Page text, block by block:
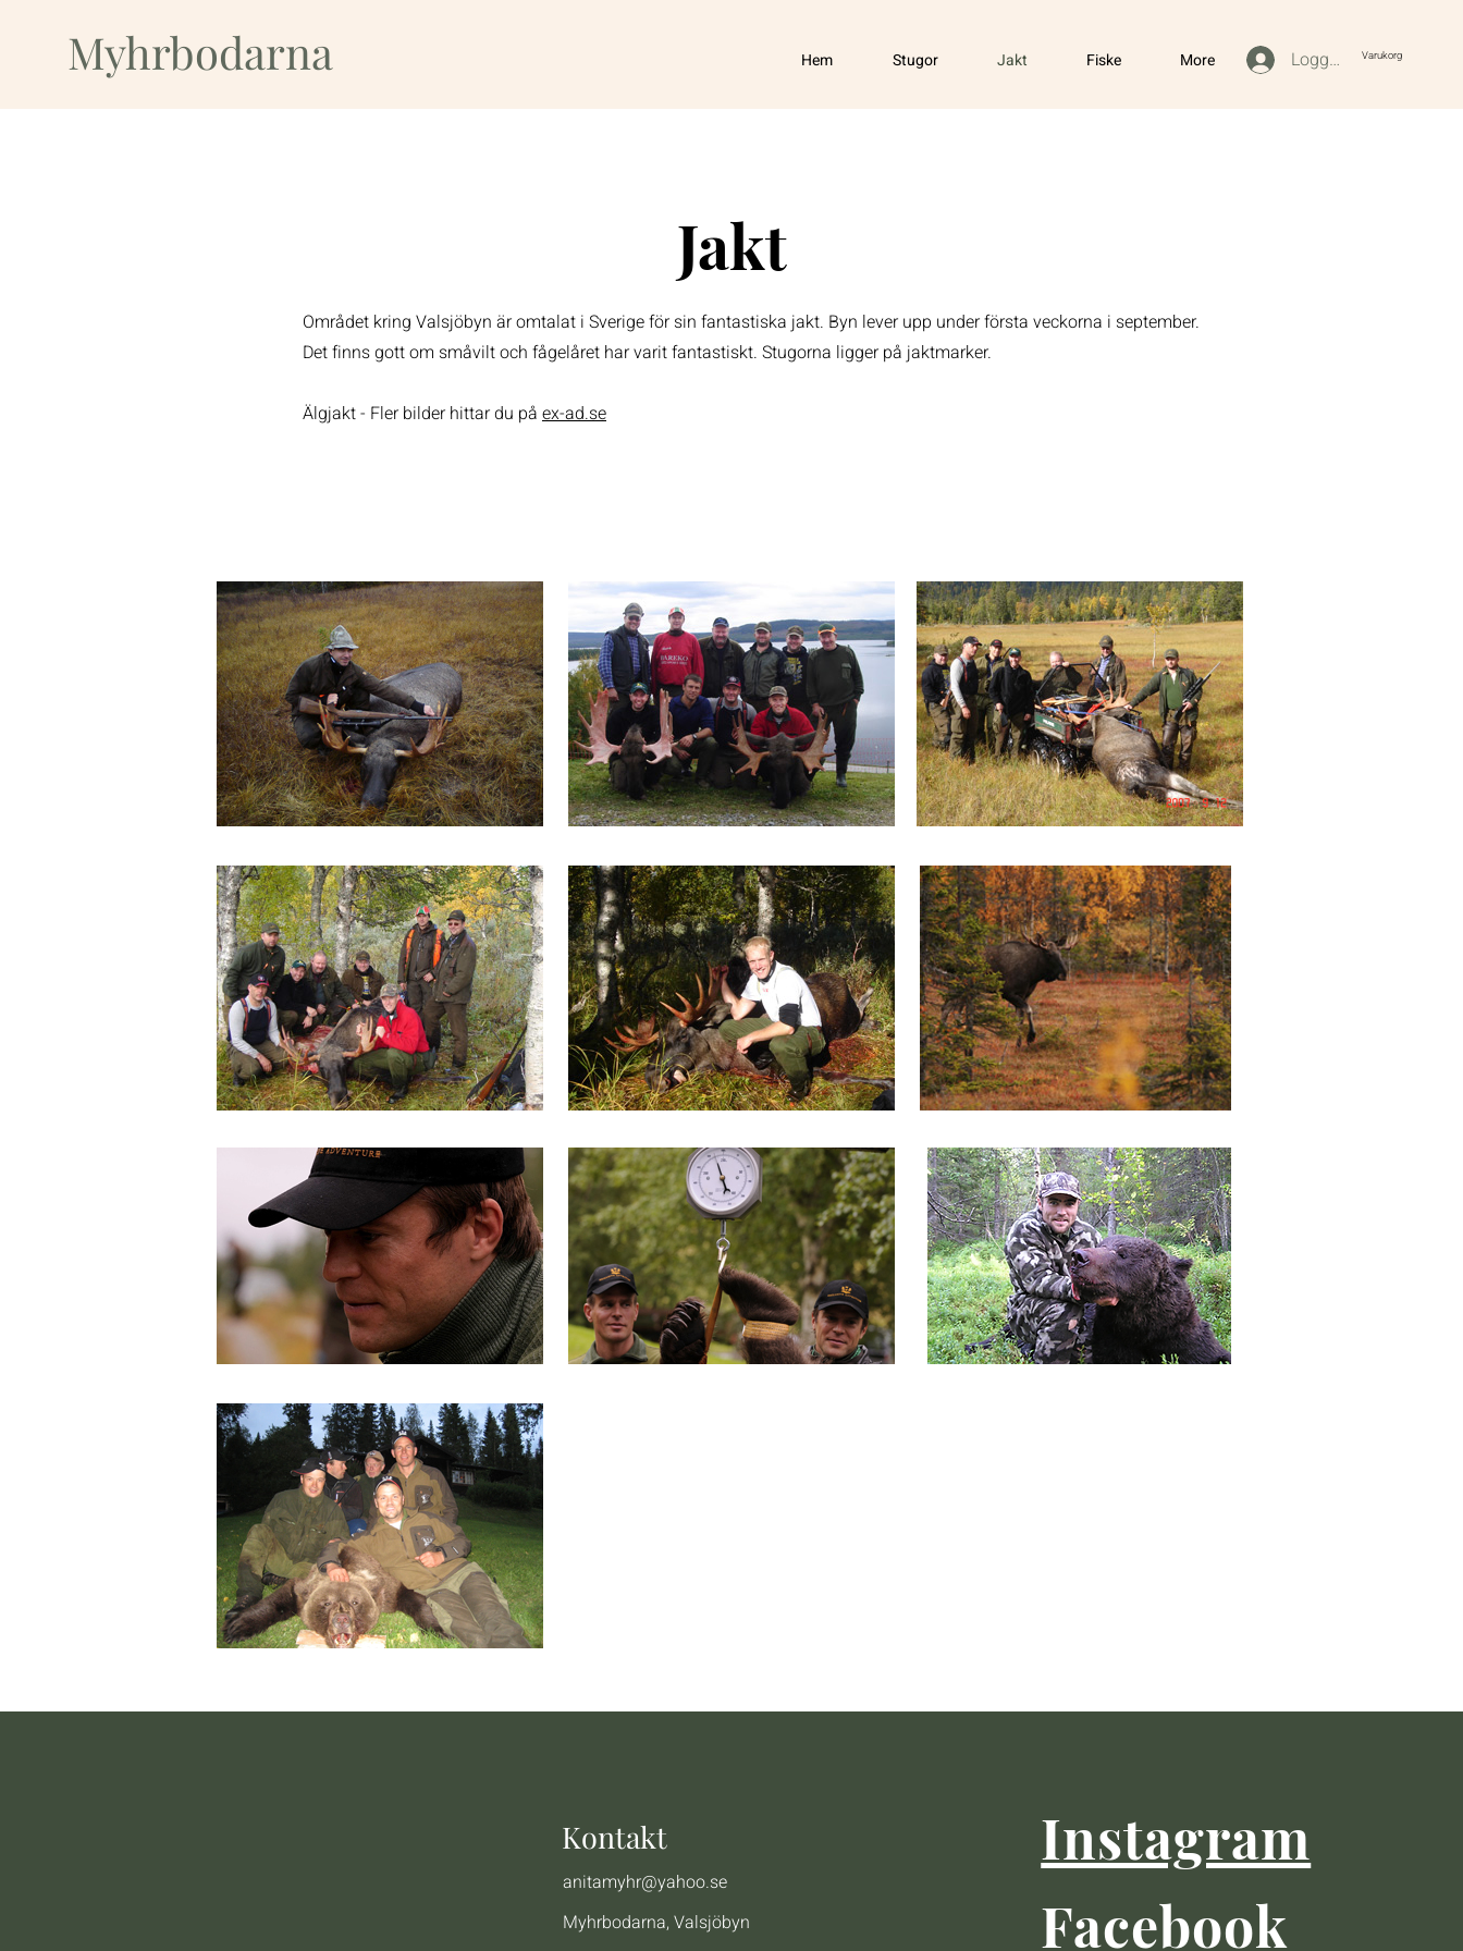
Myhrbodarna Hem Stugor Jakt Fiske More Logga in Varukorg
Jakt
Området kring Valsjöbyn är omtalat i Sverige för sin fantastiska jakt. Byn lever upp under första veckorna i september.
Det finns gott om småvilt och fågelåret har varit fantastiskt. Stugorna ligger på jaktmarker.
Älgjakt - Fler bilder hittar du på ex-ad.se
Kontakt
anitamyhr@yahoo.se
Myhrbodarna, Valsjöbyn
Instagram
Facebook